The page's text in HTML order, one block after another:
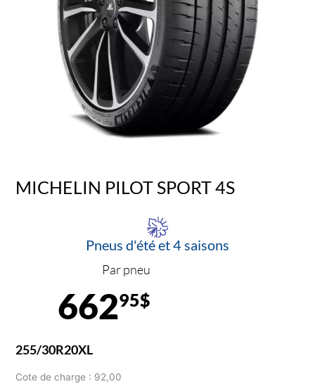
MICHELIN PILOT SPORT 4S
Pneus d'été et 4 saisons
Par pneu
66295$
255/30R20XL
Cote de charge : 92,00